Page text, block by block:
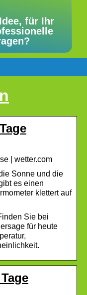
für Ihr
| wetter.com
Sonne und die
es einen
klettert auf
Sie bei
für heute